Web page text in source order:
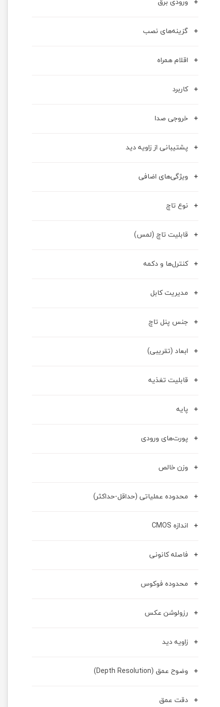
گزینه‌های نصب
اقلام همراه
کاربرد
خروجی صدا
پشتیبانی از زاویه دید
ویژگی‌های اضافی
نوع تاچ
قابلیت تاچ (لمس)
کنترل‌ها و دکمه
مدیریت کابل
جنس پنل تاچ
ابعاد (تقریبی)
قابلیت تغذیه
پایه
پورت‌های ورودی
وزن خالص
محدوده عملیاتی (حداقل-حداکثر)
اندازه CMOS
فاصله کانونی
محدوده فوکوس
رزولوشن عکس
زاویه دید
وضوح عمق (Depth Resolution)
دقت عمق